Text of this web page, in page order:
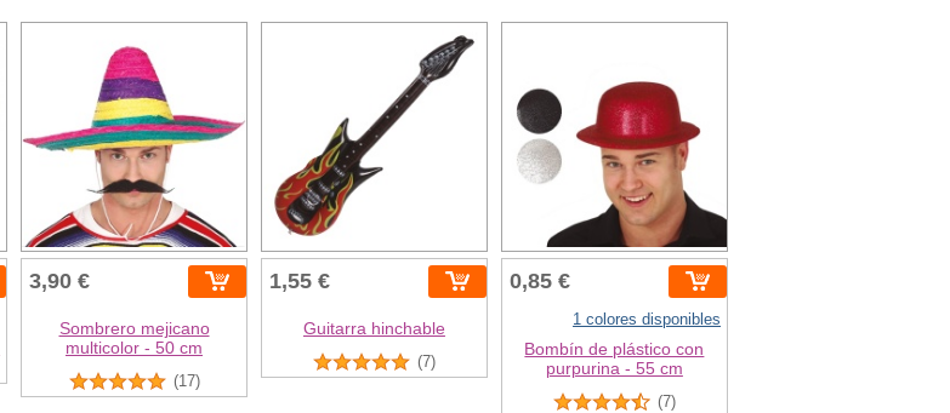
3,90 €
Sombrero mejicano
multicolor - 50 cm
(17)
1,55 €
Guitarra hinchable
(7)
0,85 €
1 colores disponibles
Bombín de plástico con
purpurina - 55 cm
(7)